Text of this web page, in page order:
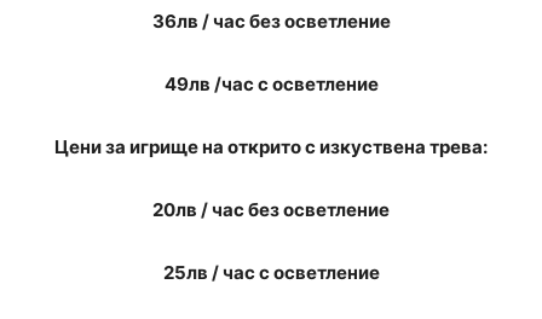
36лв / час без осветление
49лв /час с осветление
Цени за игрище на открито с изкуствена трева:
20лв / час без осветление
25лв / час с осветление